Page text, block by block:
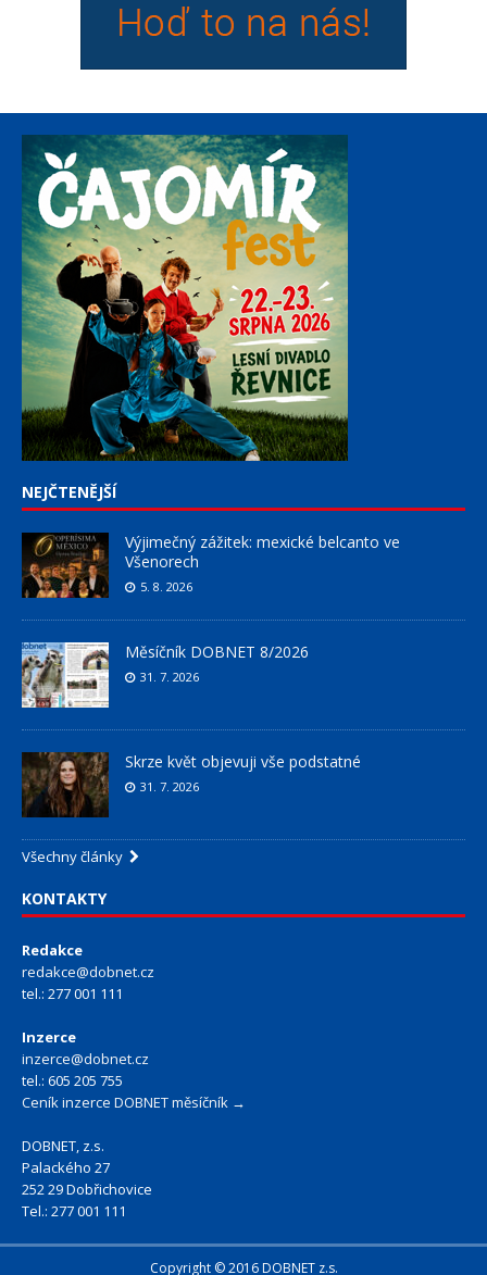
NEJČTENĚJŠÍ
Výjimečný zážitek: mexické belcanto ve
Všenorech
5. 8. 2026
Měsíčník DOBNET 8/2026
31. 7. 2026
Skrze květ objevuji vše podstatné
31. 7. 2026
Všechny články
KONTAKTY
Redakce
redakce@dobnet.cz
tel.: 277 001 111
Inzerce
inzerce@dobnet.cz
tel.: 605 205 755
Ceník inzerce DOBNET měsíčník →
DOBNET, z.s.
Palackého 27
252 29 Dobřichovice
Tel.: 277 001 111
Copyright © 2016 DOBNET z.s.